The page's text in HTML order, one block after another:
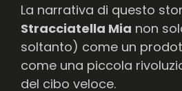
La narrativa di questo
Stracciatella Mia non
soltanto) come un
come una piccola
del cibo veloce.